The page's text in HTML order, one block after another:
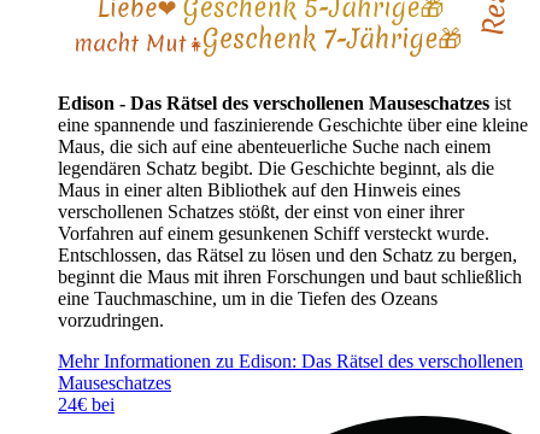
Edison - Das Rätsel des verschollenen Mauseschatzes ist
eine spannende und faszinierende Geschichte über eine kleine
Maus, die sich auf eine abenteuerliche Suche nach einem
legendären Schatz begibt. Die Geschichte beginnt, als die
Maus in einer alten Bibliothek auf den Hinweis eines
verschollenen Schatzes stößt, der einst von einer ihrer
Vorfahren auf einem gesunkenen Schiff versteckt wurde.
Entschlossen, das Rätsel zu lösen und den Schatz zu bergen,
beginnt die Maus mit ihren Forschungen und baut schließlich
eine Tauchmaschine, um in die Tiefen des Ozeans
vorzudringen.
Mehr Informationen zu Edison: Das Rätsel des verschollenen
Mauseschatzes
24€ bei